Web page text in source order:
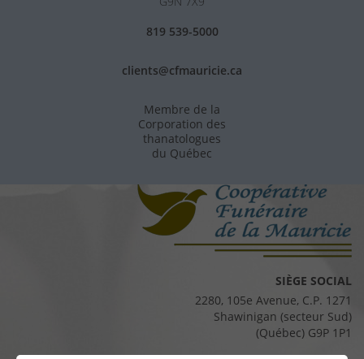
819 539-5000
clients@cfmauricie.ca
Membre de la
Corporation des
thanatologues
du Québec
SIÈGE SOCIAL
2280, 105e Avenue, C.P. 1271
Shawinigan (secteur Sud)
(Québec) G9P 1P1